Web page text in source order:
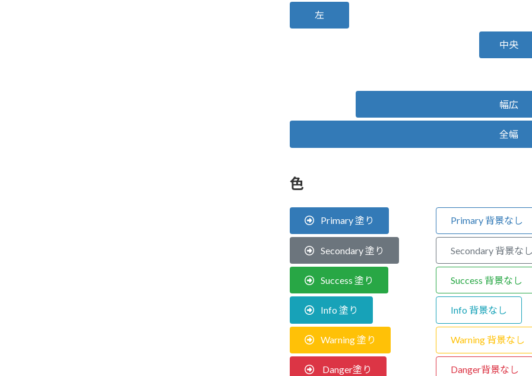
左
中央
幅広
全幅
色
Primary 塗り
Secondary 塗り
Success 塗り
Info 塗り
Warning 塗り
Danger塗り
Primary 背景なし
Secondary 背景な
Success 背景なし
Info 背景なし
Warning 背景なし
Danger背景なし